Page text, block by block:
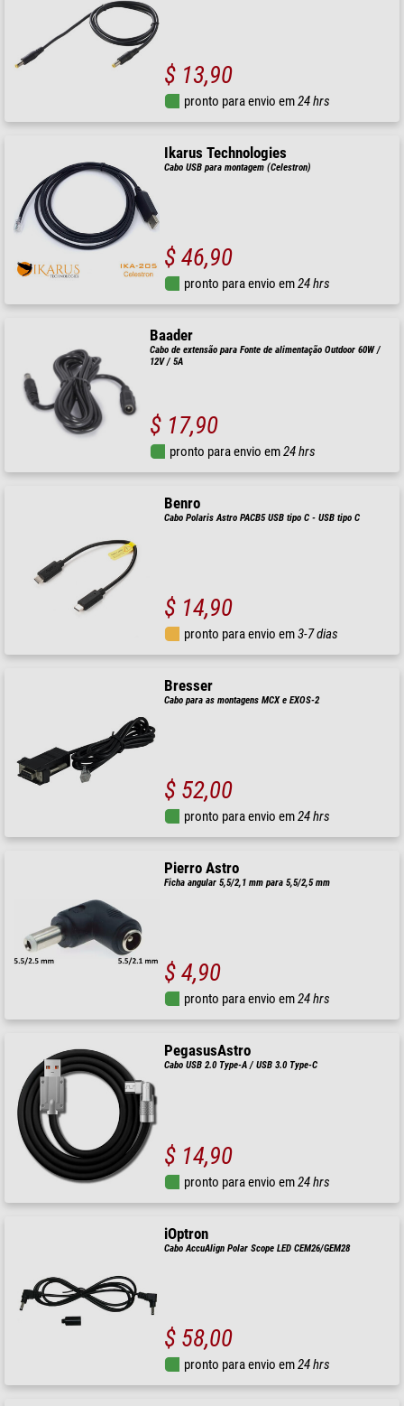
$ 13,90
pronto para envio em24 hrs
Ikarus Technologies
Cabo USB para montagem (Celestron)
$ 46,90
pronto para envio em24 hrs
Baader
Cabo de extensão para Fonte de alimentação Outdoor 60W /
12V / 5A
$ 17,90
pronto para envio em24 hrs
Benro
Cabo Polaris Astro PACB5 USB tipo C - USB tipo C
$ 14,90
pronto para envio em3-7 dias
Bresser
Cabo para as montagens MCX e EXOS-2
$ 52,00
pronto para envio em24 hrs
Pierro Astro
Ficha angular 5,5/2,1 mm para 5,5/2,5 mm
$ 4,90
pronto para envio em24 hrs
PegasusAstro
Cabo USB 2.0 Type-A / USB 3.0 Type-C
$ 14,90
pronto para envio em24 hrs
iOptron
Cabo AccuAlign Polar Scope LED CEM26/GEM28
$ 58,00
pronto para envio em24 hrs